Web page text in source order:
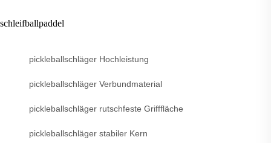
schleifballpaddel
pickleballschläger Hochleistung
pickleballschläger Verbundmaterial
pickleballschläger rutschfeste Grifffläche
pickleballschläger stabiler Kern